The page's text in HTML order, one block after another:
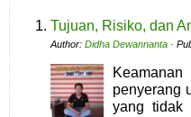
Tujuan, Risiko, dan
Author: Didha Dewannanta ·
Keamanan
penyerang
yang tidak